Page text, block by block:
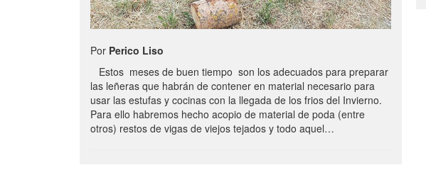
Por Perico Liso
Estos meses de buen tiempo son los adecuados para preparar
las leñeras que habrán de contener en material necesario para
usar las estufas y cocinas con la llegada de los frios del Invierno.
Para ello habremos hecho acopio de material de poda (entre
otros) restos de vigas de viejos tejados y todo aquel…